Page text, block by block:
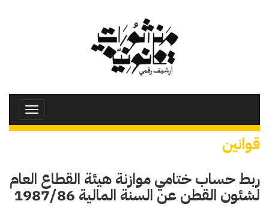
Toggle
قوانين
ربط حساب ختامي موازنة هيئة القطاع العام
لشئون القطن عن السنة المالية 1987/86